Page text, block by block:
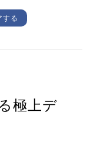
する
極上デ